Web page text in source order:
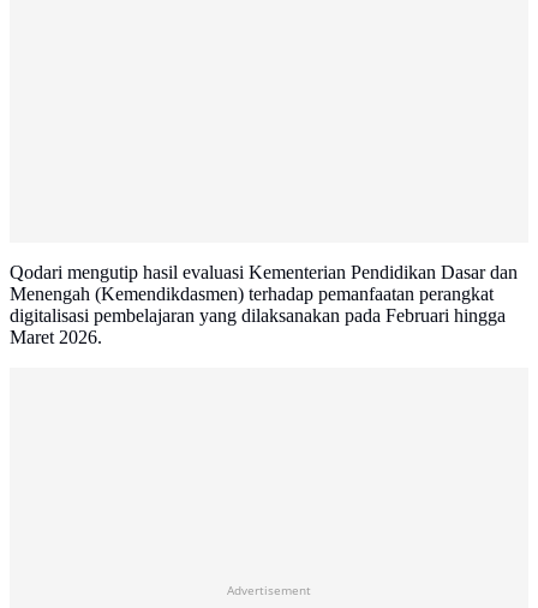
Qodari mengutip hasil evaluasi Kementerian Pendidikan Dasar dan
Menengah (Kemendikdasmen) terhadap pemanfaatan perangkat
digitalisasi pembelajaran yang dilaksanakan pada Februari hingga
Maret 2026.
Advertisement